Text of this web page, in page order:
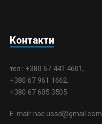
Контакти
тел.: +380 67 441 4601,
+380 67 961 1662,
+380 67 605 3505
E-mail: nac.ussd@gmail.com